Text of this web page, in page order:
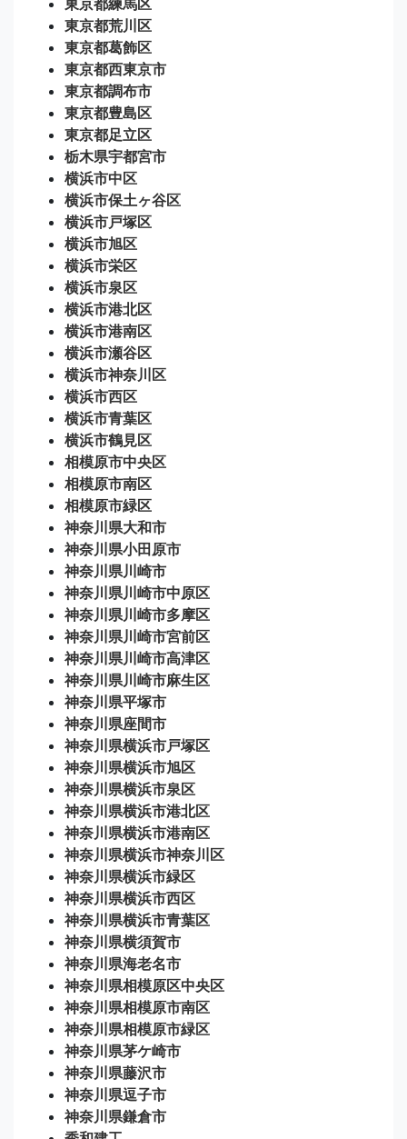
東京都荒川区
東京都葛飾区
東京都西東京市
東京都調布市
東京都豊島区
東京都足立区
栃木県宇都宮市
横浜市中区
横浜市保土ヶ谷区
横浜市戸塚区
横浜市旭区
横浜市栄区
横浜市泉区
横浜市港北区
横浜市港南区
横浜市瀬谷区
横浜市神奈川区
横浜市西区
横浜市青葉区
横浜市鶴見区
相模原市中央区
相模原市南区
相模原市緑区
神奈川県大和市
神奈川県小田原市
神奈川県川崎市
神奈川県川崎市中原区
神奈川県川崎市多摩区
神奈川県川崎市宮前区
神奈川県川崎市高津区
神奈川県川崎市麻生区
神奈川県平塚市
神奈川県座間市
神奈川県横浜市戸塚区
神奈川県横浜市旭区
神奈川県横浜市泉区
神奈川県横浜市港北区
神奈川県横浜市港南区
神奈川県横浜市神奈川区
神奈川県横浜市緑区
神奈川県横浜市西区
神奈川県横浜市青葉区
神奈川県横須賀市
神奈川県海老名市
神奈川県相模原区中央区
神奈川県相模原市南区
神奈川県相模原市緑区
神奈川県茅ケ崎市
神奈川県藤沢市
神奈川県逗子市
神奈川県鎌倉市